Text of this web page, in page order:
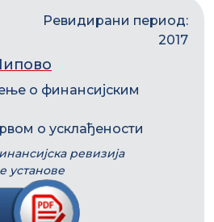
Ревидирани период:
2017
о финансијским
о усклађености
ревизија
установе